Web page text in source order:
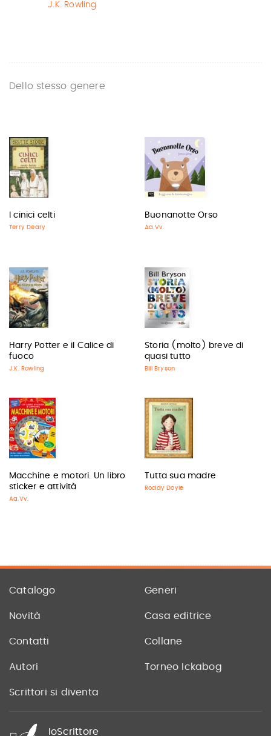
J.K. Rowling
Dello stesso genere
I cinici celti
Terry Deary
Buonanotte Orso
Aa.Vv.
Harry Potter e il Calice di
fuoco
J.K. Rowling
Storia (molto) breve di
quasi tutto
Bill Bryson
Macchine e motori. Un libro
sticker e attività
Aa.Vv.
Tutta sua madre
Roddy Doyle
Catalogo Generi
Novità Casa editrice
Contatti Collane
Autori Torneo Ickabog
Scrittori si diventa
IoScrittore